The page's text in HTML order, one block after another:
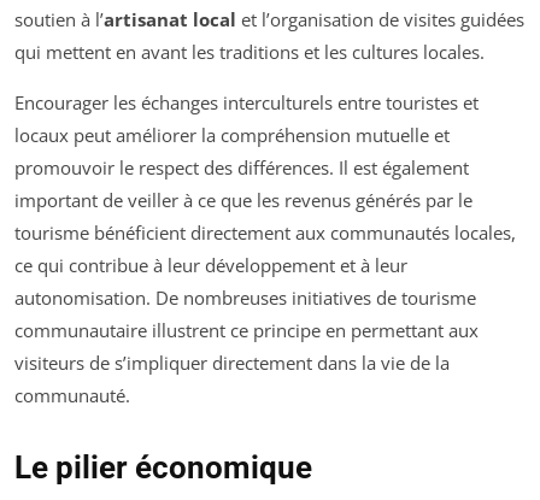
soutien à l’artisanat local et l’organisation de visites guidées
qui mettent en avant les traditions et les cultures locales.
Encourager les échanges interculturels entre touristes et
locaux peut améliorer la compréhension mutuelle et
promouvoir le respect des différences. Il est également
important de veiller à ce que les revenus générés par le
tourisme bénéficient directement aux communautés locales,
ce qui contribue à leur développement et à leur
autonomisation. De nombreuses initiatives de tourisme
communautaire illustrent ce principe en permettant aux
visiteurs de s’impliquer directement dans la vie de la
communauté.
Le pilier économique